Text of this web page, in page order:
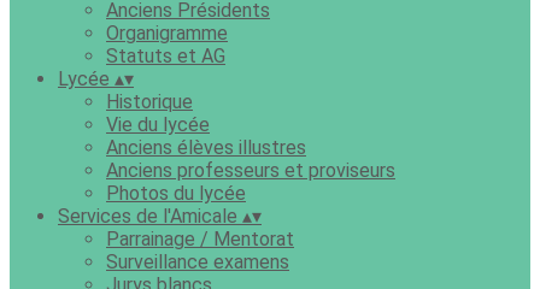
Anciens Présidents
Organigramme
Statuts et AG
Lycée ▴▾
Historique
Vie du lycée
Anciens élèves illustres
Anciens professeurs et proviseurs
Photos du lycée
Services de l'Amicale ▴▾
Parrainage / Mentorat
Surveillance examens